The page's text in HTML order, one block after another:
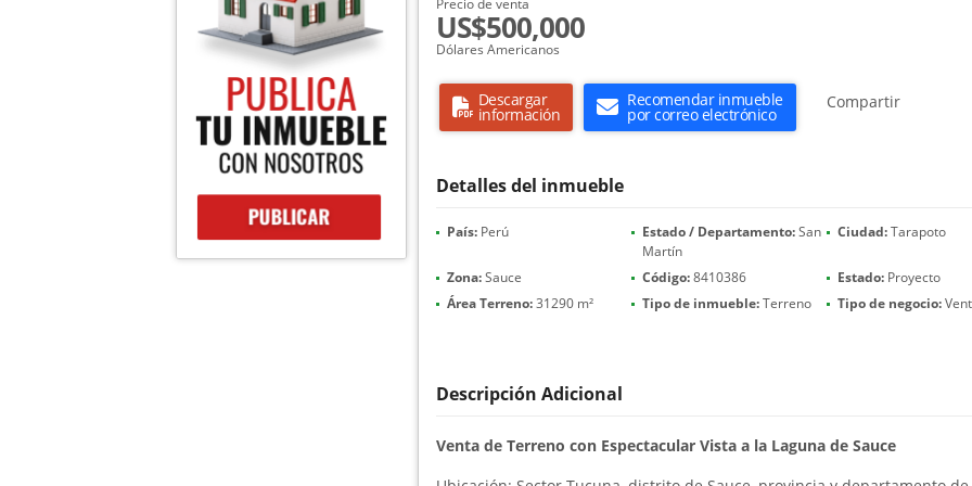
Precio de venta
US$500,000
Dólares Americanos
Descargar
información
Recomendar inmueble
por correo electrónico
Compartir
Detalles del inmueble
País:Perú Estado / Departamento:San
Martín
Ciudad:Tarapoto
Zona:Sauce Código:8410386 Estado: Proyecto
Área Terreno:31290 m² Tipo de inmueble:Terreno Tipo de negocio:
Descripción Adicional
Venta de Terreno con Espectacular Vista a la Laguna de Sauce